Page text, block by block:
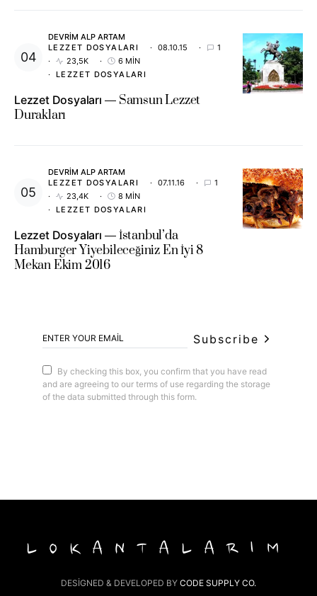
DEVRIM ALP ARTAM
LEZZET DOSYALARI
08.10.15
1
23,5K
6 MIN
LEZZET DOSYALARI
Lezzet Dosyaları
Samsun Lezzet
Durakları
DEVRIM ALP ARTAM
LEZZET DOSYALARI
07.11.16
1
23,4K
8 MIN
LEZZET DOSYALARI
Lezzet Dosyaları
İstanbul’da
Hamburger Yiyebileceğiniz En İyi 8
Mekan Ekim 2016
Subscribe
By checking this box, you confirm that you have read
and are agreeing to our terms of use regarding the storage
of the data submitted through this form.
LOKANTALARIM
DESIGNED & DEVELOPED BY CODE SUPPLY CO.